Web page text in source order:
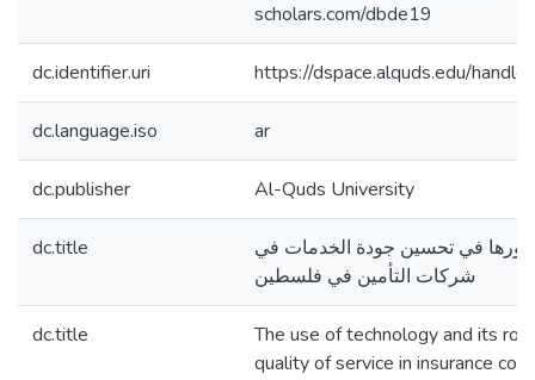
scholars.com/dbde19
dc.identifier.uri https://dspace.alquds.edu/
dc.language.iso ar
dc.publisher Al-Quds University
dc.title
ودورها في تحسين جودة الخدمات في
شركات التأمين في فلسطين
dc.title
The use of technology and its
quality of service in insurance